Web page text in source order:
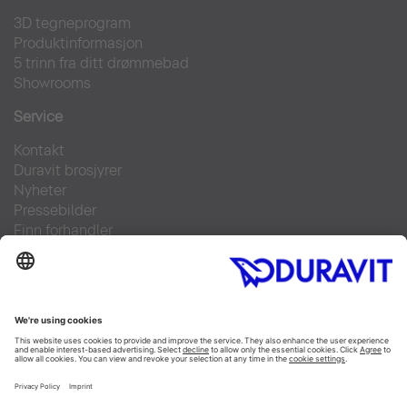
3D tegneprogram
Produktinformasjon
5 trinn fra ditt drømmebad
Showrooms
Service
Kontakt
Duravit brosjyrer
Nyheter
Pressebilder
Finn forhandler
Ofte stilte spørsmål
Facebook
Instagram
Pinterest
Flickr